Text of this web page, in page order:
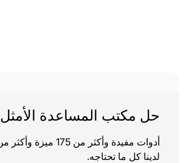
حل مكتب المساعدة الأمثل
لدينا كل ما تحتاجه.